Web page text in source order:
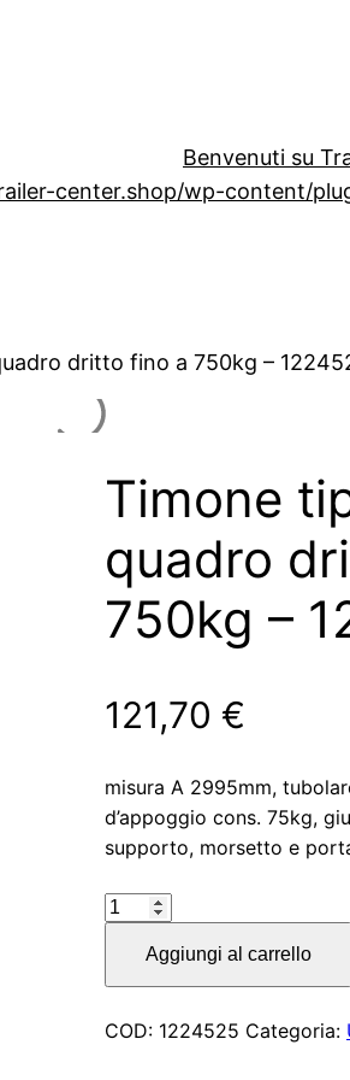
Benvenuti su
center.shop/wp-content/
dritto fino a 750kg –
Timone
quadro
750kg –
121,70 €
misura A 2995mm,
d’appoggio cons. 75kg,
supporto, morsetto e
Timone
vers.
A3
Aggiungi al carrello
COD: 1224525 Categoria: